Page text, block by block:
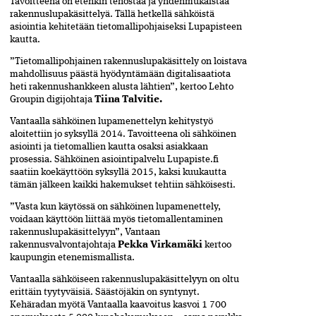
rakennuslupakäsittelyä. Tällä hetkellä sähköistä
asiointia kehitetään tietomallipohjaiseksi Lupapisteen
kautta.
”Tietomallipohjainen rakennuslupakäsittely on loistava
mahdollisuus päästä hyödyntämään digitalisaatiota
heti rakennushankkeen alusta lähtien”, kertoo Lehto
Groupin digijohtaja Tiina Talvitie.
Vantaalla sähköinen lupamenettelyn kehitystyö
aloitettiin jo syksyllä 2014. Tavoitteena oli sähköinen
asiointi ja tietomallien kautta osaksi asiakkaan
prosessia. Sähköinen asiointipalvelu Lupapiste.fi
saatiin koekäyttöön syksyllä 2015, kaksi kuukautta
tämän jälkeen kaikki hakemukset tehtiin sähköisesti.
”Vasta kun käytössä on sähköinen lupamenettely,
voidaan käyttöön liittää myös tietomallentaminen
rakennuslupakäsittelyyn”, Vantaan
rakennusvalvontajohtaja Pekka Virkamäki kertoo
kaupungin etenemismallista.
Vantaalla sähköiseen rakennuslupakäsittelyyn on oltu
erittäin tyytyväisiä. Säästöjäkin on syntynyt.
Kehäradan myötä Vantaalla kaavoitus kasvoi 1 700